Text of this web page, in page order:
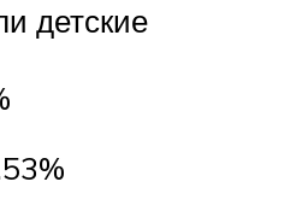
детские